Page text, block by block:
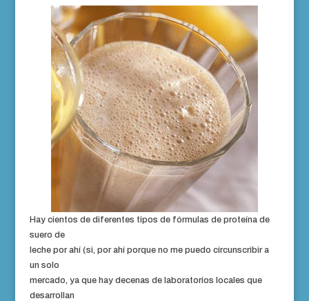
Hay cientos de diferentes tipos de fórmulas de proteína de
suero de
leche por ahí (si, por ahí porque no me puedo circunscribir a
un solo
mercado, ya que hay decenas de laboratorios locales que
desarrollan